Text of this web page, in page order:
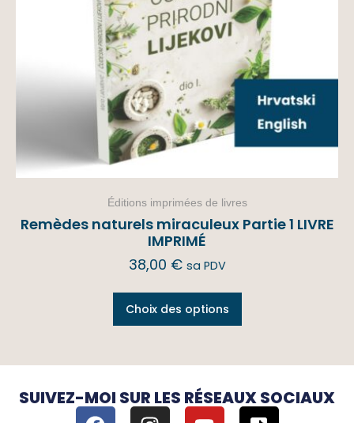
Éditions imprimées de livres
Remèdes naturels miraculeux Partie 1 LIVRE
IMPRIMÉ
38,00 € sa PDV
Choix des options
SUIVEZ-MOI SUR LES RÉSEAUX SOCIAUX